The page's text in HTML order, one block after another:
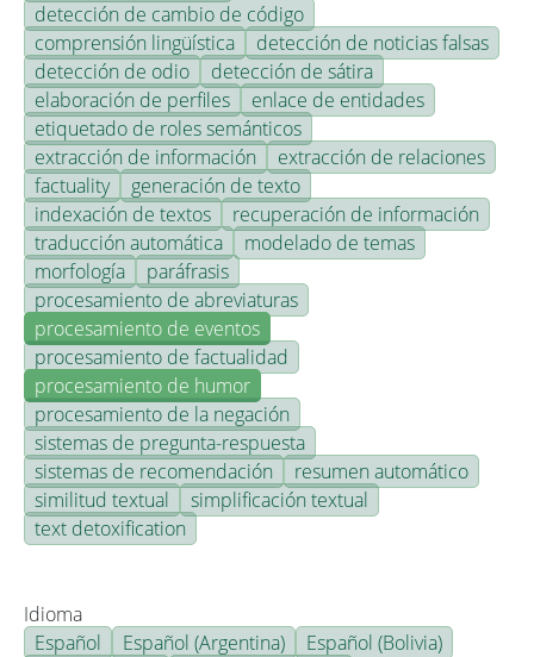
detección de cambio de código
comprensión lingüística
detección de noticias falsas
detección de odio
detección de sátira
elaboración de perfiles
enlace de entidades
etiquetado de roles semánticos
extracción de información
extracción de relaciones
factuality
generación de texto
indexación de textos
recuperación de información
traducción automática
modelado de temas
morfología
paráfrasis
procesamiento de abreviaturas
procesamiento de eventos
procesamiento de factualidad
procesamiento de humor
procesamiento de la negación
sistemas de pregunta-respuesta
sistemas de recomendación
resumen automático
similitud textual
simplificación textual
text detoxification
Idioma
Español
Español (Argentina)
Español (Bolivia)